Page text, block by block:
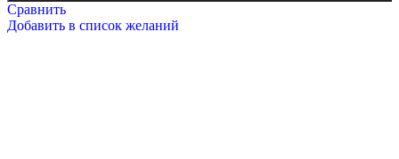
Сравнить
Добавить в список желаний